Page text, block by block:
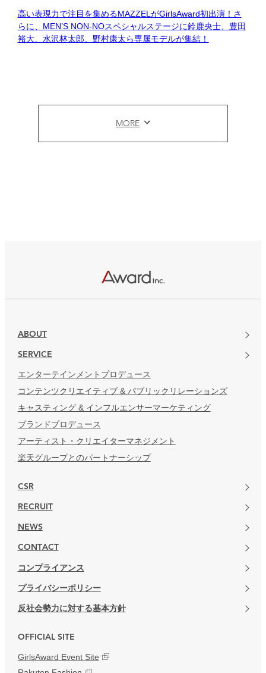
高い表現力で注目を集めるMAZZELがGirlsAward初出演！さ
らに、MEN’S NON-NOスペシャルステージに鈴鹿央士、豊田
裕大、水沢林太郎、野村康太ら専属モデルが集結！
MORE
ABOUT
SERVICE
エンターテインメントプロデュース
コンテンツクリエイティブ & パブリックリレーションズ
キャスティング & インフルエンサーマーケティング
ブランドプロデュース
アーティスト・クリエイターマネジメント
楽天グループとのパートナーシップ
CSR
RECRUIT
NEWS
CONTACT
コンプライアンス
プライバシーポリシー
反社会勢力に対する基本方針
OFFICIAL SITE
GirlsAward Event Site